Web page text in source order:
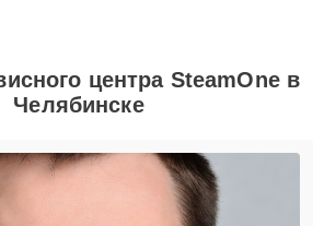
центра SteamOne в
Челябинске